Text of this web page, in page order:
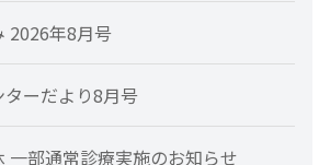
2026年8月号
ーだより8月号
一部通常診療実施のお知らせ